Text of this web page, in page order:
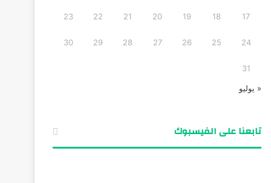
17
18
19
20
21
22
23
24
25
26
27
28
29
30
31
« يوليو
تابعنا على الفيسبوك